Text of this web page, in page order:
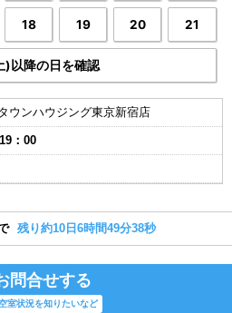
18 19 20 21
以降の日を確認
ウンハウジング東京新宿店
：00
残り約10日6時間49分37秒
問合せする
室状況を知りたいなど